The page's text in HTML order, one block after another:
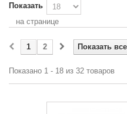
Показать
на странице
Показать все
1 2
Показано 1 - 18 из 32 товаров